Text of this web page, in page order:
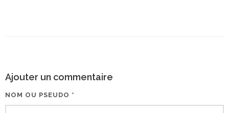
Ajouter un commentaire
NOM OU PSEUDO *